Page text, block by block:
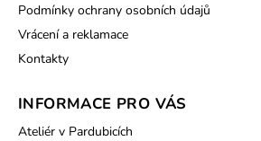
Podmínky ochrany osobních údajů
Vrácení a reklamace
Kontakty
INFORMACE PRO VÁS
Ateliér v Pardubicích